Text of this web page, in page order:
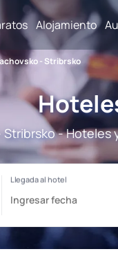
Alojamiento
- Stribrsko
Stribrsko -